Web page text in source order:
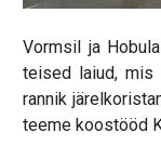
Vormsil ja
teised laiud, mis
rannik
teeme koostööd